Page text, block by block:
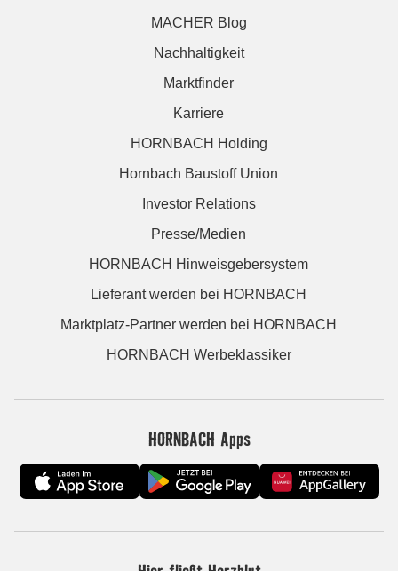
MACHER Blog
Nachhaltigkeit
Marktfinder
Karriere
HORNBACH Holding
Hornbach Baustoff Union
Investor Relations
Presse/Medien
HORNBACH Hinweisgebersystem
Lieferant werden bei HORNBACH
Marktplatz-Partner werden bei HORNBACH
HORNBACH Werbeklassiker
HORNBACH Apps